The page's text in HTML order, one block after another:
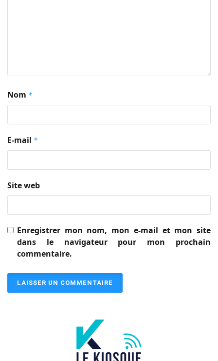
Nom *
E-mail *
Site web
Enregistrer mon nom, mon e-mail et mon site
dans le navigateur pour mon prochain
commentaire.